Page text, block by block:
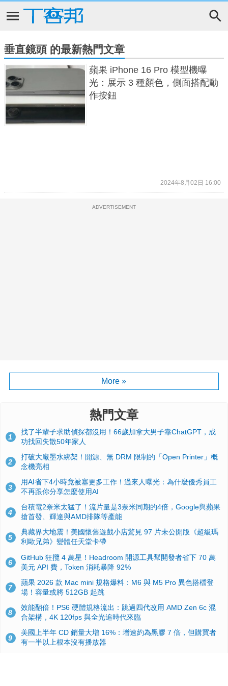
垂直鏡頭 的最新熱門文章
蘋果 iPhone 16 Pro 模型機曝
光：展示 3 種顏色，側面搭配動
作按鈕
2024年8月02日 16:00
ADVERTISEMENT
More »
熱門文章
1
找了半輩子求助偵探都沒用！66歲加拿大男子靠ChatGPT，成
功找回失散50年家人
2
打破大廠墨水綁架！開源、無 DRM 限制的「Open Printer」概
念機亮相
3
用AI省下4小時竟被塞更多工作！過來人曝光：為什麼優秀員工
不再跟你分享怎麼使用AI
4
台積電2奈米太猛了！流片量是3奈米同期的4倍，Google與蘋果
搶首發、輝達與AMD排隊等產能
5
典藏界大地震！美國懷舊遊戲小店驚見 97 片未公開版《超級瑪
利歐兄弟》變體任天堂卡帶
6
GitHub 狂攬 4 萬星！Headroom 開源工具幫開發者省下 70 萬
美元 API 費，Token 消耗暴降 92%
7
蘋果 2026 款 Mac mini 規格爆料：M6 與 M5 Pro 異色搭檔登
場！容量或將 512GB 起跳
8
效能翻倍！PS6 硬體規格流出：跳過四代改用 AMD Zen 6c 混
合架構，4K 120fps 與全光追時代來臨
9
美國上半年 CD 銷量大增 16%：增速約為黑膠 7 倍，但購買者
有一半以上根本沒有播放器